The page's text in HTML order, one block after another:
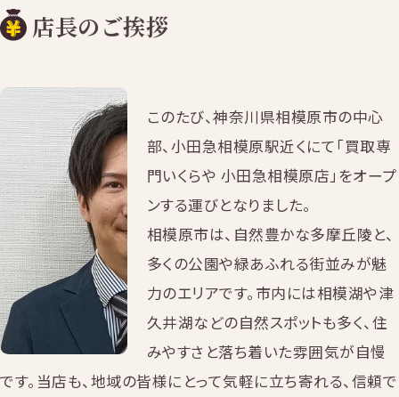
店長のご挨拶
このたび、神奈川県相模原市の中心
部、小田急相模原駅近くにて「買取専
門いくらや 小田急相模原店」をオープ
ンする運びとなりました。
相模原市は、自然豊かな多摩丘陵と、
多くの公園や緑あふれる街並みが魅
力のエリアです。市内には相模湖や津
久井湖などの自然スポットも多く、住
みやすさと落ち着いた雰囲気が自慢
です。当店も、地域の皆様にとって気軽に立ち寄れる、信頼で